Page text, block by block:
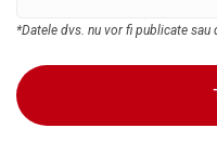
*Datele dvs. nu vor fi publicate